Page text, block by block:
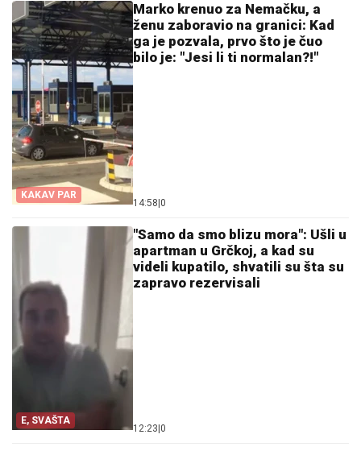
KAKAV PAR
Marko krenuo za Nemačku, a
ženu zaboravio na granici: Kad
ga je pozvala, prvo što je čuo
bilo je: "Jesi li ti normalan?!"
14:58 0
E, SVAŠTA
"Samo da smo blizu mora": Ušli u
apartman u Grčkoj, a kad su
videli kupatilo, shvatili su šta su
zapravo rezervisali
12:23 0